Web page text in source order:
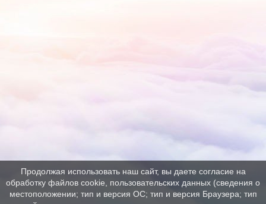
Продолжая использовать наш сайт, вы даете согласие на
обработку файлов cookie, пользовательских данных (сведения о
местоположении; тип и версия ОС; тип и версия Браузера; тип